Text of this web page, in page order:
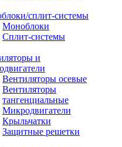
сплит-системы
Моноблоки
Сплит-системы
и
Вентиляторы осевые
Вентиляторы
тангенциальные
Микродвигатели
Крыльчатки
Защитные решетки